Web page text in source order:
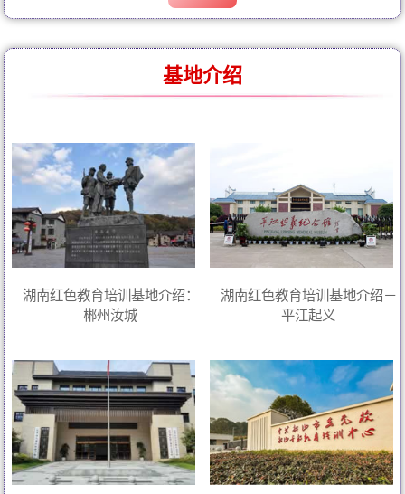
基地介绍
湖南红色教育培训基地介绍：
郴州汝城
湖南红色教育培训基地介绍－
平江起义